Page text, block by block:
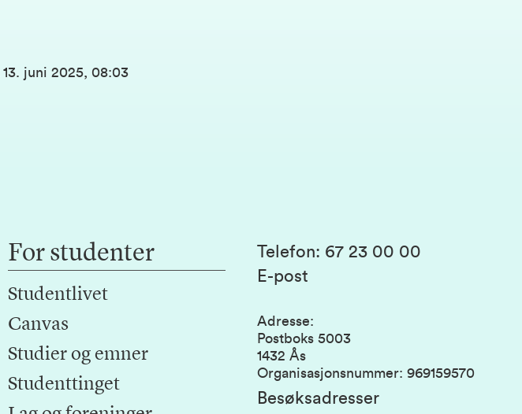
13. juni 2025, 08:03
For studenter
Studentlivet
Canvas
Studier og emner
Studenttinget
Telefon: 67 23 00 00
E-post
Adresse:
Postboks 5003
1432 Ås
Organisasjonsnummer: 969159570
Besøksadresser